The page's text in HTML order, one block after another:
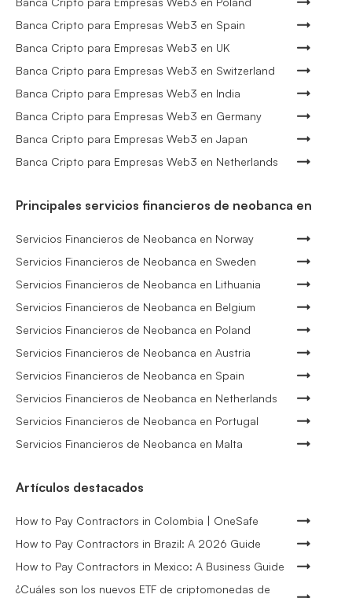
Banca Cripto para Empresas Web3 en Spain
Banca Cripto para Empresas Web3 en UK
Banca Cripto para Empresas Web3 en Switzerland
Banca Cripto para Empresas Web3 en India
Banca Cripto para Empresas Web3 en Germany
Banca Cripto para Empresas Web3 en Japan
Banca Cripto para Empresas Web3 en Netherlands
Principales servicios financieros de neobanca en
Servicios Financieros de Neobanca en Norway
Servicios Financieros de Neobanca en Sweden
Servicios Financieros de Neobanca en Lithuania
Servicios Financieros de Neobanca en Belgium
Servicios Financieros de Neobanca en Poland
Servicios Financieros de Neobanca en Austria
Servicios Financieros de Neobanca en Spain
Servicios Financieros de Neobanca en Netherlands
Servicios Financieros de Neobanca en Portugal
Servicios Financieros de Neobanca en Malta
Artículos destacados
How to Pay Contractors in Colombia | OneSafe
How to Pay Contractors in Brazil: A 2026 Guide
How to Pay Contractors in Mexico: A Business Guide
¿Cuáles son los nuevos ETF de criptomonedas de